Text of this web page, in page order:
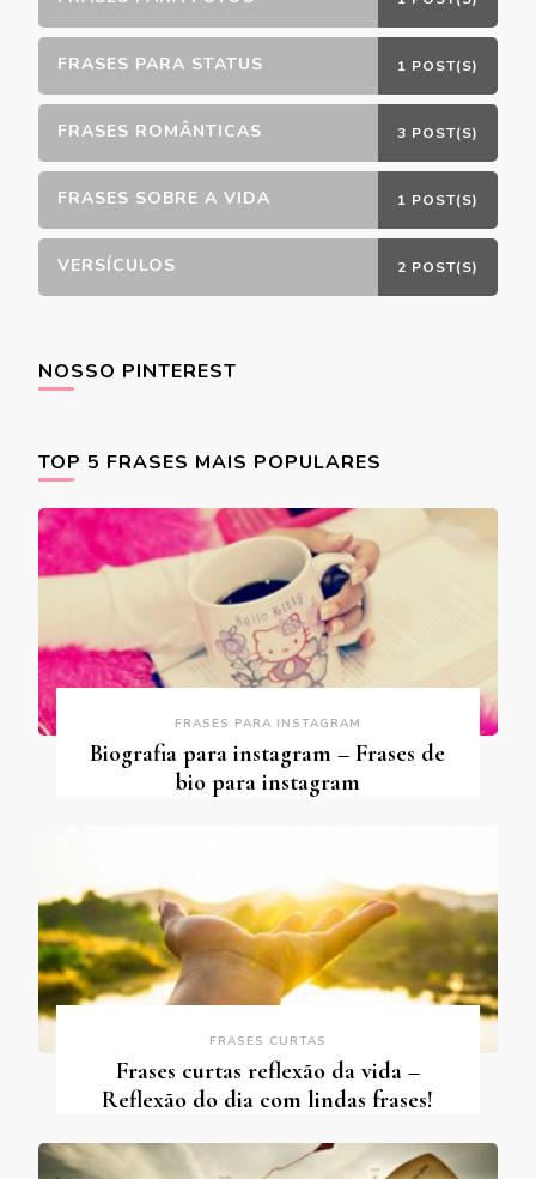
FRASES PARA STATUS 1 POST(S)
FRASES ROMÂNTICAS 3 POST(S)
FRASES SOBRE A VIDA 1 POST(S)
VERSÍCULOS 2 POST(S)
NOSSO PINTEREST
TOP 5 FRASES MAIS POPULARES
FRASES PARA INSTAGRAM
Biografia para instagram – Frases de
bio para instagram
FRASES CURTAS
Frases curtas reflexão da vida –
Reflexão do dia com lindas frases!